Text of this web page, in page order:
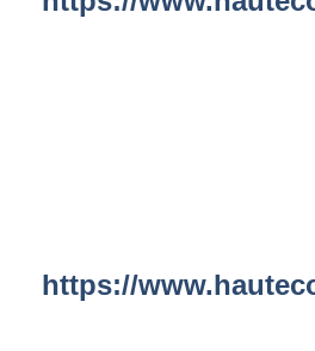
https://